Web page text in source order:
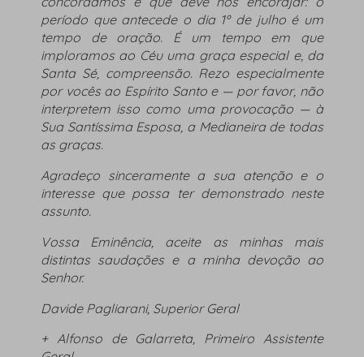
período que antecede o dia 1º de julho é um
tempo de oração. É um tempo em que
imploramos ao Céu uma graça especial e, da
Santa Sé, compreensão. Rezo especialmente
por vocês ao Espírito Santo e — por favor, não
interpretem isso como uma provocação — à
Sua Santíssima Esposa, a Medianeira de todas
as graças.
Agradeço sinceramente a sua atenção e o
interesse que possa ter demonstrado neste
assunto.
Vossa Eminência, aceite as minhas mais
distintas saudações e a minha devoção ao
Senhor.
Davide Pagliarani, Superior Geral
+ Alfonso de Galarreta, Primeiro Assistente